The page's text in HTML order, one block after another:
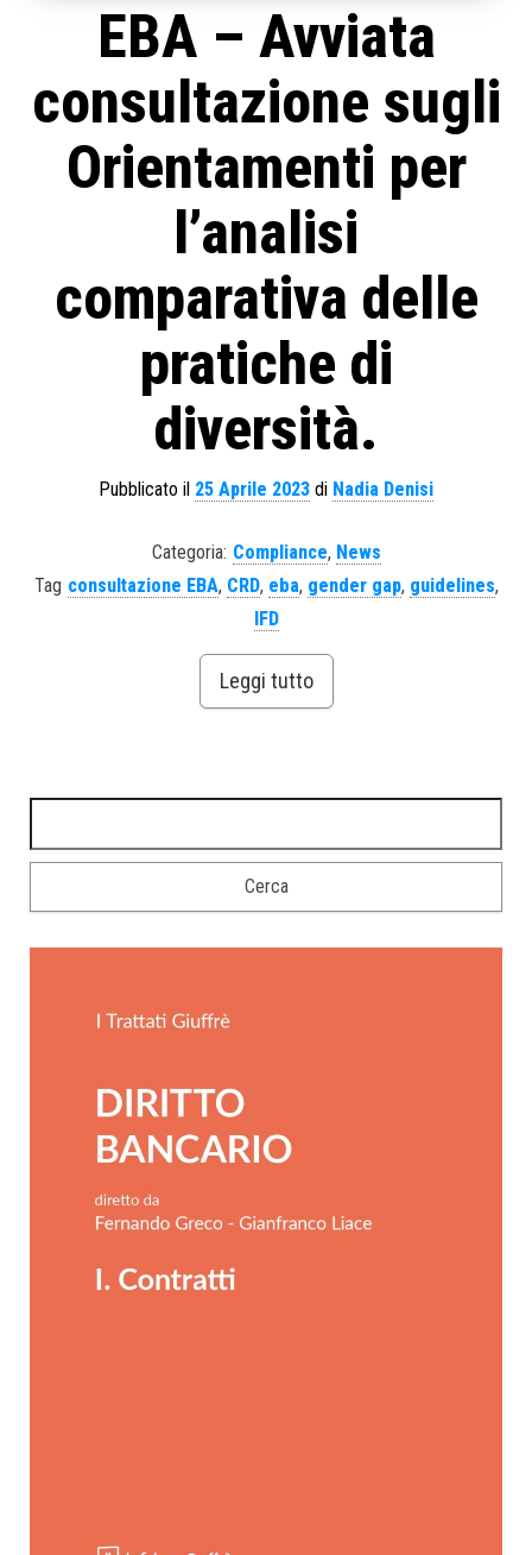
EBA – Avviata
consultazione sugli
Orientamenti per
l’analisi
comparativa delle
pratiche di
diversità.
Pubblicato il 25 Aprile 2023 di Nadia Denisi
Categoria: Compliance, News
Tag consultazione EBA, CRD, eba, gender gap, guidelines,
IFD
Leggi tutto